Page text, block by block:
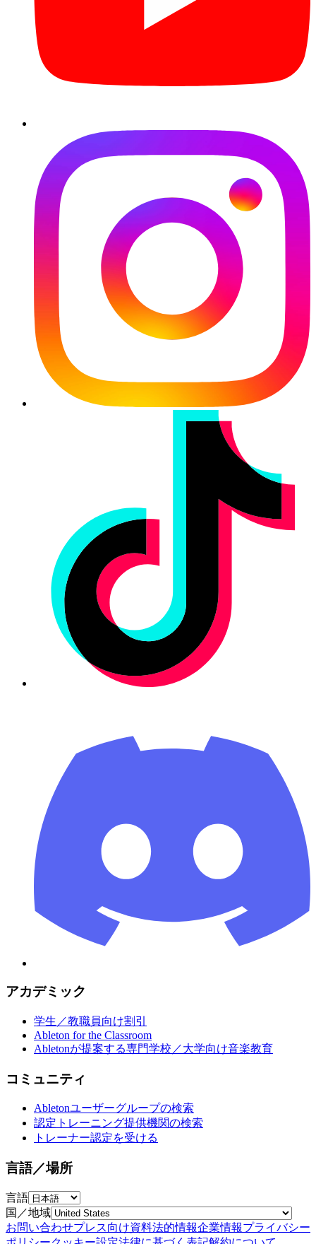
アカデミック
学生／教職員向け割引
Ableton for the Classroom
Abletonが提案する専門学校／大学向け音楽教育
コミュニティ
Abletonユーザーグループの検索
認定トレーニング提供機関の検索
トレーナー認定を受ける
言語／場所
言語
国／地域
お問い合わせプレス向け資料法的情報企業情報プライバシー